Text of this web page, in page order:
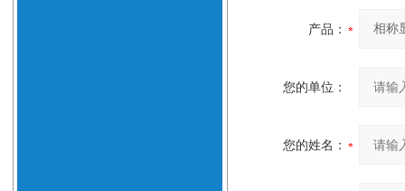
产品：
您的单位：
您的姓名：